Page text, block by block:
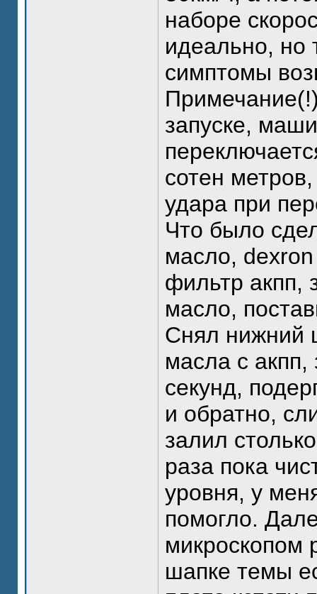
наборе
идеально, но
симптомы
запуске,
сотен
удара при
Что было
масло,
фильтр акпп,
масло,
Снял нижний
масла с акпп,
секунд,
и обратно,
залил
раза пока
уровня, у
помогло.
микроскопом
шапке темы